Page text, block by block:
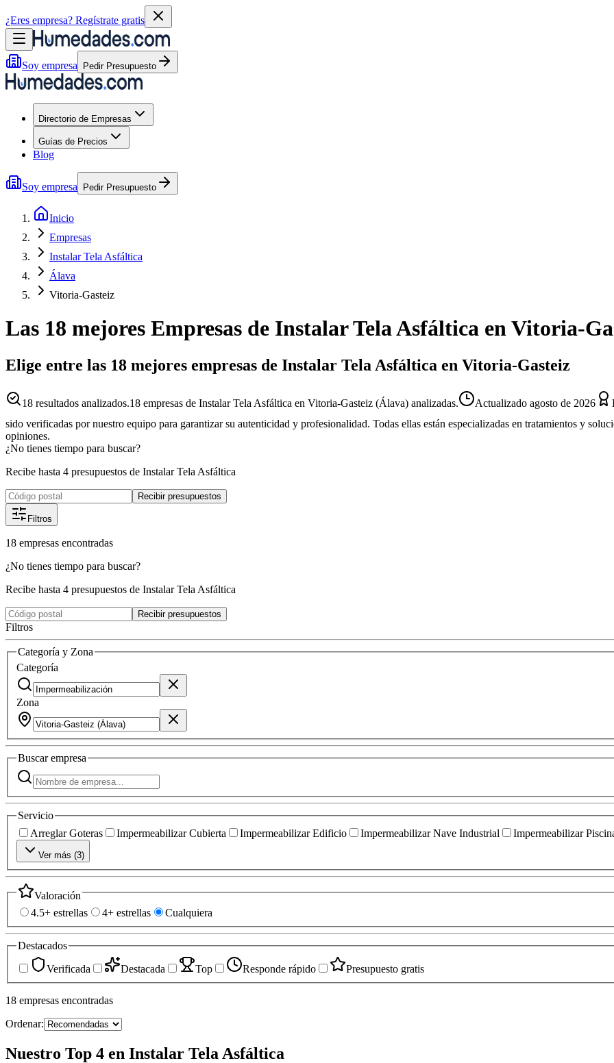
¿Eres empresa? Regístrate gratis
Soy empresa Pedir Presupuesto
Directorio de Empresas
Guías de Precios
Blog
Soy empresa Pedir Presupuesto
Inicio
Empresas
Instalar Tela Asfáltica
Álava
Vitoria-Gasteiz
Las 18 mejores Empresas de Instalar Tela Asfáltica enVitoria-
Elige entre las 18 mejores empresas de Instalar Tela Asfáltica en Vitoria-Gasteiz
18 resultados analizados.18 empresas de Instalar Tela Asfáltica en Vitoria-Gasteiz (Álava) analizadas. Actualizado agosto de 2026
sido verificadas por nuestro equipo para garantizar su autenticidad y profesionalidad. Todas ellas están especializadas en tratamientos y
opiniones.
¿No tienes tiempo para buscar?
Recibe hasta 4 presupuestos de Instalar Tela Asfáltica
Recibir presupuestos
Filtros
18 empresas encontradas
¿No tienes tiempo para buscar?
Recibe hasta 4 presupuestos de Instalar Tela Asfáltica
Recibir presupuestos
Filtros
Categoría y Zona
Categoría
Zona
Buscarempresa
Servicio
Arreglar Goteras
Impermeabilizar Cubierta Impermeabilizar Edificio Impermeabilizar Nave Industrial Impermeabilizar
Ver más (3)
Valoración
4.5+ estrellas
4+ estrellas Cualquiera
Destacados
Verificada
Destacada Top Responde rápido Presupuesto gratis
18 empresas encontradas
Ordenar:
Nuestro Top 4 en Instalar Tela Asfáltica